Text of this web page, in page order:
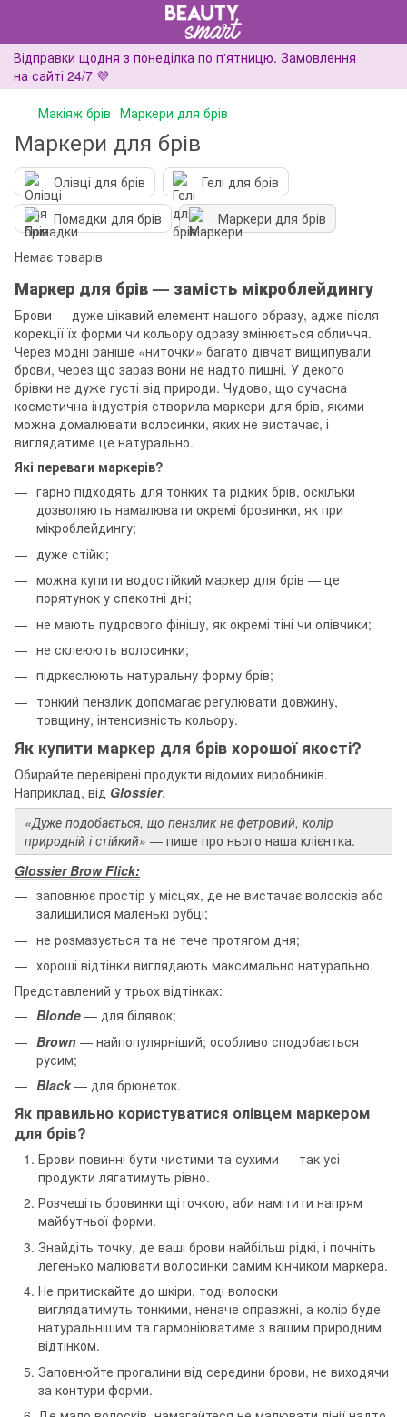
Відправки щодня з понеділка по п'ятницю. Замовлення
на сайті 24/7 💜
Макіяж брів Маркери для брів
Маркери для брів
Олівці для брів
Гелі для брів
Помадки для брів
Маркери для брів
Немає товарів
Маркер для брів — замість мікроблейдингу
Брови — дуже цікавий елемент нашого образу, адже після
корекції їх форми чи кольору одразу змінюється обличчя.
Через модні раніше «ниточки» багато дівчат вищипували
брови, через що зараз вони не надто пишні. У декого
брівки не дуже густі від природи. Чудово, що сучасна
косметична індустрія створила маркери для брів, якими
можна домалювати волосинки, яких не вистачає, і
виглядатиме це натурально.
Які переваги маркерів?
гарно підходять для тонких та рідких брів, оскільки
дозволяють намалювати окремі бровинки, як при
мікроблейдингу;
дуже стійкі;
можна купити водостійкий маркер для брів — це
порятунок у спекотні дні;
не мають пудрового фінішу, як окремі тіні чи олівчики;
не склеюють волосинки;
підркеcлюють натуральну форму брів;
тонкий пензлик допомагає регулювати довжину,
товщину, інтенсивність кольору.
Як купити маркер для брів хорошої якості?
Обирайте перевірені продукти відомих виробників.
Наприклад, від Glossier.
«Дуже подобається, що пензлик не фетровий, колір
природній і стійкий» — пише про нього наша клієнтка.
Glossier Brow Flick:
заповнює простір у місцях, де не вистачає волосків або
залишилися маленькі рубці;
не розмазується та не тече протягом дня;
хороші відтінки виглядають максимально натурально.
Представлений у трьох відтінках:
Blonde — для білявок;
Brown — найпопулярніший; особливо сподобається
русим;
Black— для брюнеток.
Як правильно користуватися олівцем маркером
для брів?
Брови повинні бути чистими та сухими — так усі
продукти лягатимуть рівно.
Розчешіть бровинки щіточкою, аби намітити напрям
майбутньої форми.
Знайдіть точку, де ваші брови найбільш рідкі, і почніть
легенько малювати волосинки самим кінчиком маркера.
Не притискайте до шкіри, тоді волоски
виглядатимуть тонкими, неначе справжні, а колір буде
натуральнішим та гармоніюватиме з вашим природним
відтінком.
Заповнюйте прогалини від середини брови, не виходячи
за контури форми.